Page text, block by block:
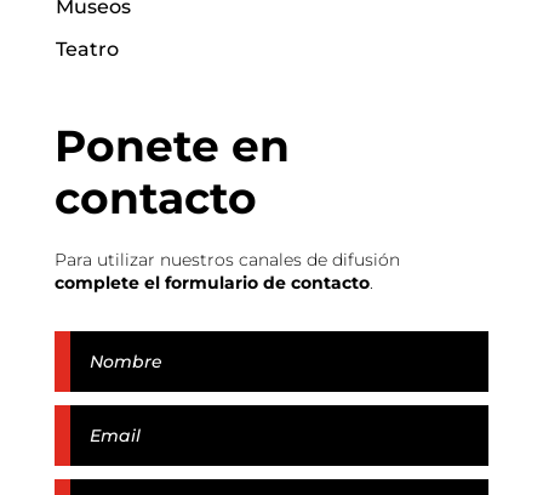
Museos
Teatro
Ponete en
contacto
Para utilizar nuestros canales de difusión
complete el formulario de contacto.